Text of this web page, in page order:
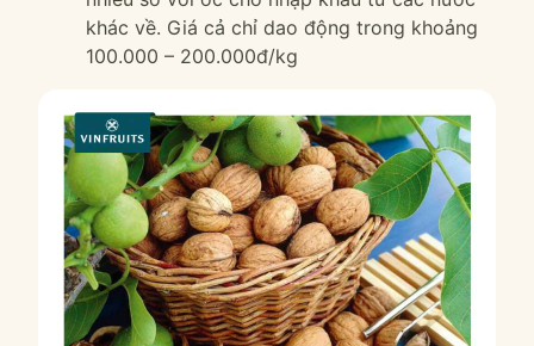
khác về. Giá cả chỉ dao động trong khoảng
100.000 – 200.000đ/kg